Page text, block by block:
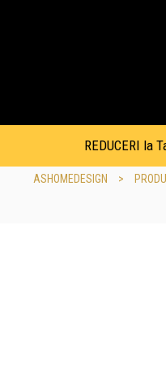
REDUCERI la
ASHOMEDESIGN >